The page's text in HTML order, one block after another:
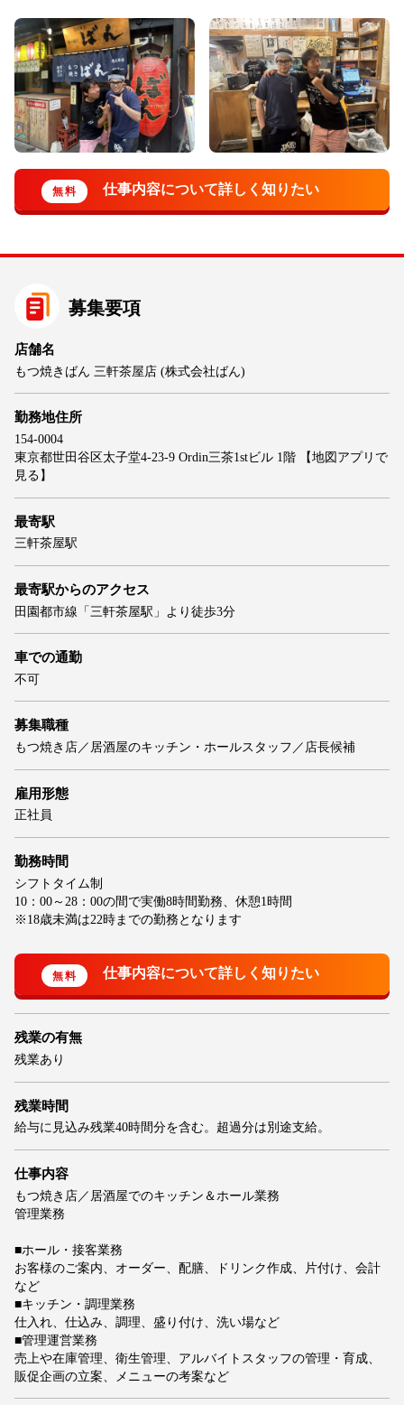
募集要項
店舗名
もつ焼きばん 三軒茶屋店 (株式会社ばん)
勤務地住所
154-0004
東京都世田谷区太子堂4-23-9 Ordin三茶1stビル 1階
【地図アプリで
見る】
最寄駅
三軒茶屋駅
最寄駅からのアクセス
田園都市線「三軒茶屋駅」より徒歩3分
車での通勤
不可
募集職種
もつ焼き店／居酒屋のキッチン・ホールスタッフ／店長候補
雇用形態
正社員
勤務時間
シフトタイム制
10：00～28：00の間で実働8時間勤務、休憩1時間
※18歳未満は22時までの勤務となります
残業の有無
残業あり
残業時間
給与に見込み残業40時間分を含む。超過分は別途支給。
仕事内容
もつ焼き店／居酒屋でのキッチン＆ホール業務
管理業務
■ホール・接客業務
お客様のご案内、オーダー、配膳、ドリンク作成、片付け、会計
など
■キッチン・調理業務
仕入れ、仕込み、調理、盛り付け、洗い場など
■管理運営業務
売上や在庫管理、衛生管理、アルバイトスタッフの管理・育成、
販促企画の立案、メニューの考案など